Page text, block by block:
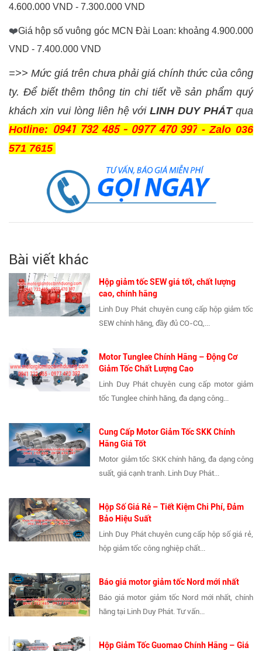
4.600.000 VND - 7.300.000 VND
❤️Giá hộp số vuông góc MCN Đài Loan: khoảng 4.900.000
VND - 7.400.000 VND
=>> Mức giá trên chưa phải giá chính thức của công
ty. Để biết thêm thông tin chi tiết về sản phẩm quý
khách xin vui lòng liên hệ vớiLINH DUY PHÁTqua
Hotline: 0941 732 485 - 0977 470 397 - Zalo036
571 7615
Bài viết khác
Hộp giảm tốc SEW giá tốt, chất lượng
cao, chính hãng
Linh Duy Phát chuyên cung cấp hộp giảm tốc
SEW chính hãng, đầy đủ CO-CQ,...
Motor Tunglee Chính Hãng – Động Cơ
Giảm Tốc Chất Lượng Cao
Linh Duy Phát chuyên cung cấp motor giảm
tốc Tunglee chính hãng, đa dạng công...
Cung Cấp Motor Giảm Tốc SKK Chính
Hãng Giá Tốt
Motor giảm tốc SKK chính hãng, đa dạng công
suất, giá cạnh tranh. Linh Duy Phát...
Hộp Số Giá Rẻ – Tiết Kiệm Chi Phí, Đảm
Bảo Hiệu Suất
Linh Duy Phát chuyên cung cấp hộp số giá rẻ,
hộp giảm tốc công nghiệp chất...
Báo giá motor giảm tốc Nord mới nhất
Báo giá motor giảm tốc Nord mới nhất, chính
hãng tại Linh Duy Phát. Tư vấn...
Hộp Giảm Tốc Guomao Chính Hãng – Giá